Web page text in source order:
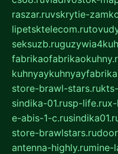
raszar.ruvskrytie-
lipetsktelecom.ru
seksuzb.ru
store-brawl-stars.ru
sindika-01.rusp-life.ru
e-abis-1-c.ru
store-brawlstars.ru
antenna-highly.rumine-